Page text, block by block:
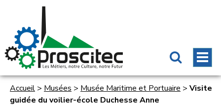
Accueil > Musées > Musée Maritime et Portuaire > Visite
guidée du voilier-école Duchesse Anne